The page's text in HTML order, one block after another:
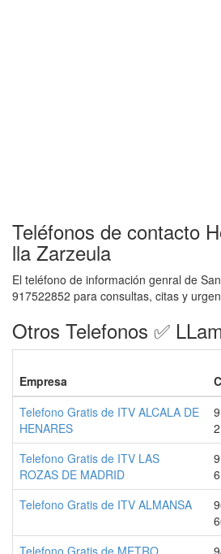
Teléfonos de contacto
lla Zarzeula
El teléfono de información genral de
917522852 para consultas, citas y
Otros Telefonos ✅
Empresa
Telefono Gratis de ITV ALCALA DE
HENARES
Telefono Gratis de ITV LAS
ROZAS DE MADRID
Telefono Gratis de ITV ALMANSA
Telefono Gratis de METRO